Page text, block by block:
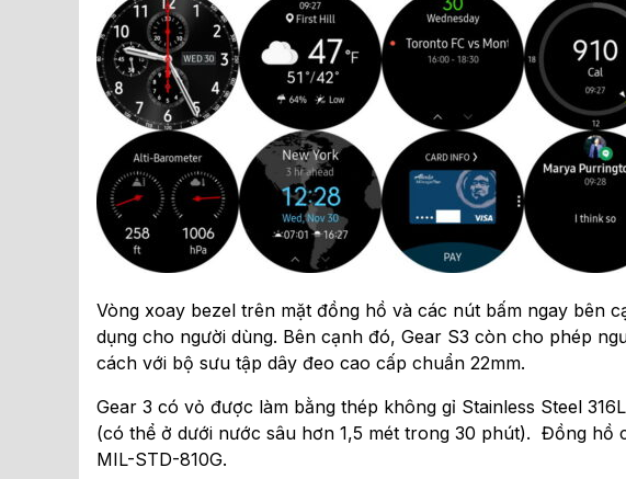
Vòng xoay bezel trên mặt đồng hồ và các nút bấm ngay bên
dụng cho người dùng. Bên cạnh đó, Gear S3 còn cho phép
cách với bộ sưu tập dây đeo cao cấp chuẩn 22mm.
Gear 3 có vỏ được làm bằng thép không gỉ Stainless Steel
(có thể ở dưới nước sâu hơn 1,5 mét trong 30 phút). Đồng hồ
MIL-STD-810G.